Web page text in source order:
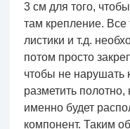
3 см для того,
там крепление. Все
листики и т.д.
потом просто
чтобы не нарушать
разметить
именно будет
компонент. Таким